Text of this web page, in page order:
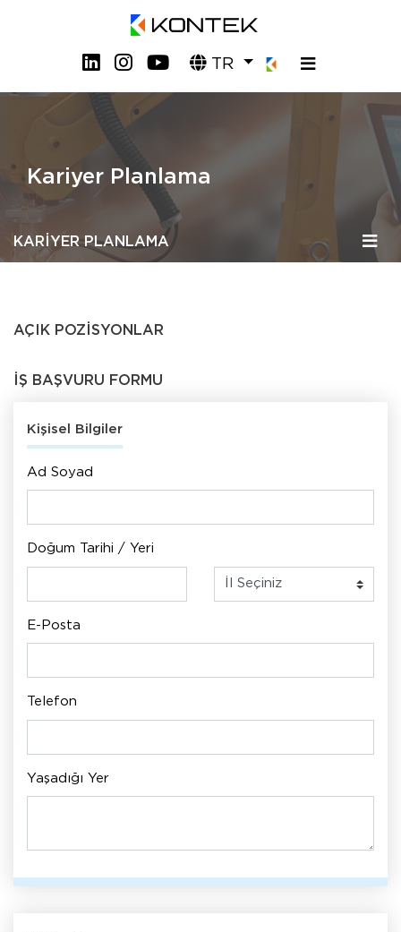
TR
Kariyer Planlama
KARİYER PLANLAMA
AÇIK POZİSYONLAR
İŞ BAŞVURU FORMU
Kişisel Bilgiler
Ad Soyad
Doğum Tarihi / Yeri
E-Posta
Telefon
Yaşadığı Yer